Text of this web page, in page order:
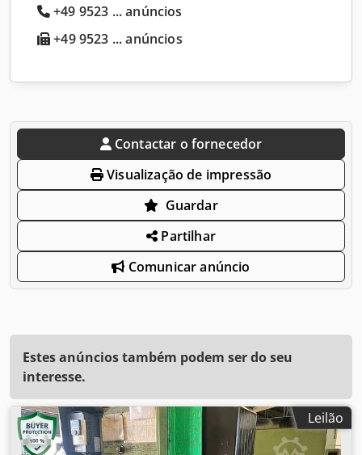
+49 9523 ... anúncios
+49 9523 ... anúncios
Contactar o fornecedor
Visualização de impressão
Guardar
Partilhar
Comunicar anúncio
Estes anúncios também podem ser do seu
interesse.
Leilão